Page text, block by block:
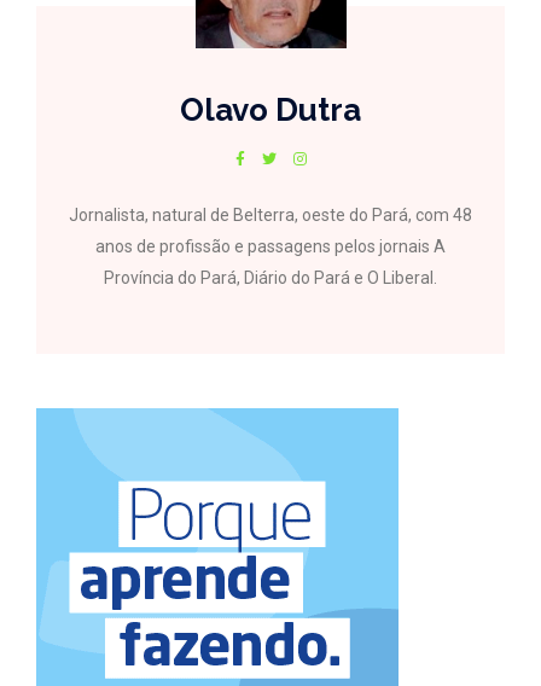
Olavo Dutra
Jornalista, natural de Belterra, oeste do Pará, com 48
anos de profissão e passagens pelos jornais A
Província do Pará, Diário do Pará e O Liberal.